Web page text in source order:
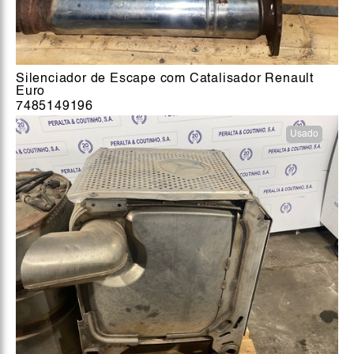
Silenciador de Escape com Catalisador Renault
Euro
7485149196
Usado